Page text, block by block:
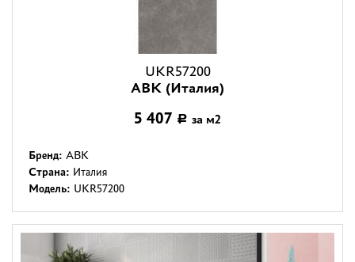
UKR57200
ABK (Италия)
5 407 Р за м2
Бренд: ABK
Страна: Италия
Модель: UKR57200